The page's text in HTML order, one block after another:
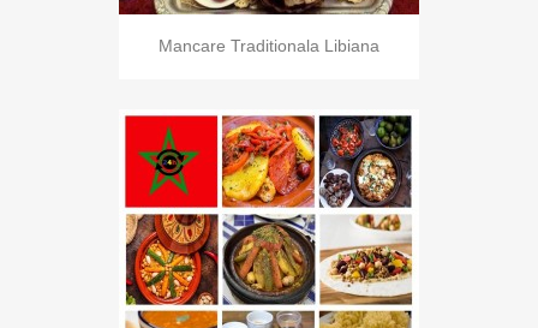
Mancare Traditionala Libiana